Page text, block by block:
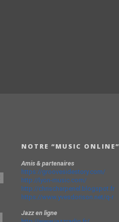
NOTRE “MUSIC ONLINE”
Amis & partenaires
https://groovesidestory.com/
http://lyon-music.com/
http://chrischarpenel.blogspot.fr
https://www.yvesdorison.net/q-r
Jazz en ligne